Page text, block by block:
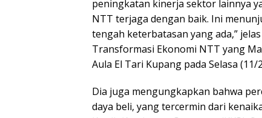
peningkatan kinerja sektor lainnya
NTT terjaga dengan baik. Ini
tengah keterbatasan yang ada,”
Transformasi Ekonomi NTT yang
Aula El Tari Kupang pada Selasa (11/
Dia juga mengungkapkan bahwa
daya beli, yang tercermin dari